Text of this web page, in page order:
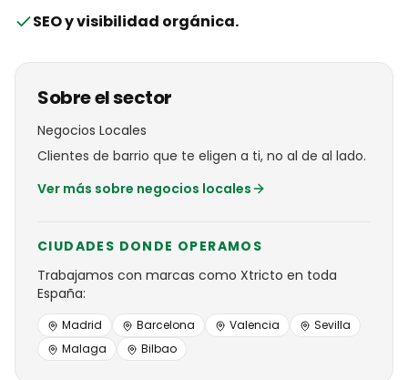
SEO y visibilidad orgánica.
Sobre el sector
Negocios Locales
Clientes de barrio que te eligen a ti, no al de al lado.
Ver más sobre negocios locales
CIUDADES DONDE OPERAMOS
Trabajamos con marcas como Xtricto en toda
España:
Madrid Barcelona Valencia
Sevilla
Malaga
Bilbao